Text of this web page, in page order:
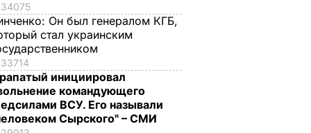
34075
Он был генералом КГБ,
стал украинским
33714
инициировал
командующего
ВСУ. Его называли
Сырского" – СМИ